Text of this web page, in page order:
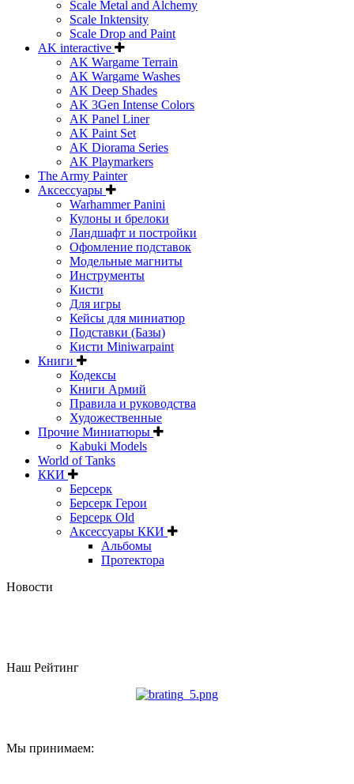
Scale Metal and Alchemy
Scale Inktensity
Scale Drop and Paint
AK interactive
AK Wargame Terrain
AK Wargame Washes
AK Deep Shades
AK 3Gen Intense Colors
AK Panel Liner
AK Paint Set
AK Diorama Series
AK Playmarkers
The Army Painter
Аксессуары
Warhammer Panini
Кулоны и брелоки
Ландшафт и постройки
Офомление подставок
Модельные магниты
Инструменты
Кисти
Для игры
Кейсы для миниатюр
Подставки (Базы)
Кисти Miniwarpaint
Книги
Кодексы
Книги Армий
Правила и руководства
Художественные
Прочие Миниатюры
Kabuki Models
World of Tanks
ККИ
Берсерк
Берсерк Герои
Берсерк Old
Аксессуары ККИ
Альбомы
Протектора
Новости
Наш Рейтинг
Мы принимаем: